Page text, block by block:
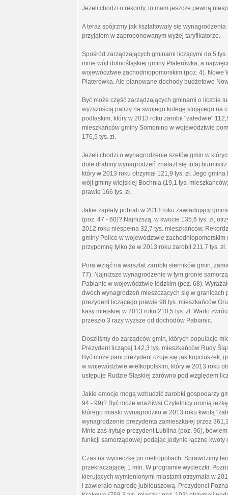
Jeżeli chodzi o rekordy, to mam jeszcze pewną
A teraz spójrzmy jak kształtowały się
przyjąłem w zaproponowanym wyżej taryfikatorze.
Spośród zarządzających gminami liczącymi do 5
mnie wójt dolnośląskiej gminy Platerówka, a
województwie zachodniopomorskim (poz. 4). Nowe
Platerówka. Ale planowane dochody budżetowe
Być może część zarządzających gminami o liczbie
wyższością patrzy na swojego kolegę stojącego na
podlaskim, który w 2013 roku zarobił "zaledwie"
mieszkańców gminy Somonino w województwie
176,5 tys. zł.
Jeżeli chodzi o wynagrodzenie szefów gmin w
dole drabiny wynagrodzeń znalazł się tutaj
który w 2013 roku otrzymał 121,9 tys. zł. Jego
wójt gminy wiejskiej Bochnia (19,1 tys.
prawie 166 tys. zł.
Jakie zapłaty pobrali w 2013 roku zawiadujący
(poz. 47 - 60)? Najniższą, w kwocie 135,6 tys. zł,
2012 roku niespełna 32,7 tys. mieszkańców.
gminy Police w województwie
przypomnę tylko że w 2013 roku zarobił 211,7 tys. zł.
Pora wziąć na warsztat zarobki sterników gmin,
77). Najniższe wynagrodzenie w tym gronie
Pabianic w województwie łódzkim (poz. 68).
dwóch wynagrodzeń mieszczących się w granicach
prezydent liczącego prawie 98 tys. mieszkańców
kasy miejskiej w 2013 roku 210,5 tys. zł. Warto
przeszło 3 razy wyższe od dochodów Pabianic.
Doszliśmy do zarządców gmin, których populacje
Prezydent liczącej 142,3 tys. mieszkańców Rudy
Być może pani prezydent czuje się jak kopciuszek,
w województwie wielkopolskim, który w 2013 roku
ustępuje Rudzie Śląskiej zarówno pod względem
Jakie emocje mogą wzbudzić zarobki gospodarzy
94 - 99)? Być może wrażliwsi Czytelnicy uronią
którego miasto wynagrodziło w 2013 roku kwotą
wynagrodzenie prezydenta zamieszkałej przez
Mnie zaś irytuje prezydent Lublina (poz. 96),
funkcji samorządowej podając jedynie łączne
Czas na wycieczkę po metropoliach. Sprawdzimy
przekraczającej 1 mln. W programie wycieczki:
kierujących wymienionymi miastami otrzymała w
i zawierało nagrodę jubileuszową. Prezydenci